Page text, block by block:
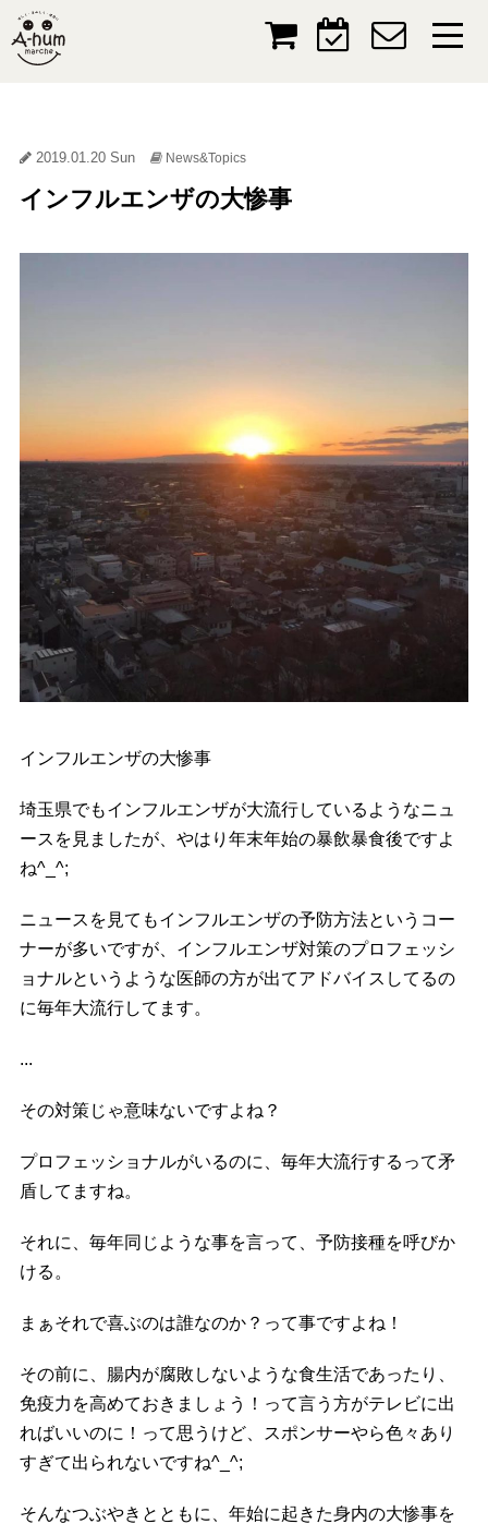
2019.01.20 Sun News&Topics
インフルエンザの大惨事
インフルエンザの大惨事
埼玉県でもインフルエンザが大流行しているようなニュ
ースを見ましたが、やはり年末年始の暴飲暴食後ですよ
ね^_^;
ニュースを見てもインフルエンザの予防方法というコー
ナーが多いですが、インフルエンザ対策のプロフェッシ
ョナルというような医師の方が出てアドバイスしてるの
に毎年大流行してます。
...
その対策じゃ意味ないですよね？
プロフェッショナルがいるのに、毎年大流行するって矛
盾してますね。
それに、毎年同じような事を言って、予防接種を呼びか
ける。
まぁそれで喜ぶのは誰なのか？って事ですよね！
その前に、腸内が腐敗しないような食生活であったり、
免疫力を高めておきましょう！って言う方がテレビに出
ればいいのに！って思うけど、スポンサーやら色々あり
すぎて出られないですね^_^;
そんなつぶやきとともに、年始に起きた身内の大惨事を